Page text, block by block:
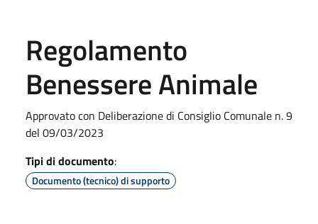
Regolamento
Benessere Animale
Approvato con Deliberazione di Consiglio Comunale n. 9
del 09/03/2023
Tipi di documento:
Documento (tecnico) di supporto